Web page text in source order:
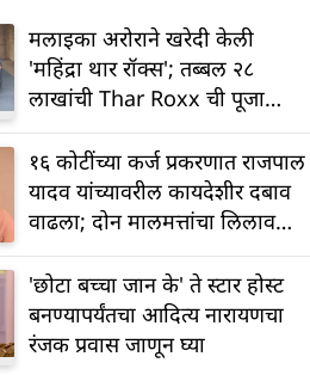
मलाइका अरोराने खरेदी केली
'महिंद्रा थार रॉक्स'; तब्बल २८
लाखांची Thar Roxx ची पूजा
करतानाचा व्हिडिओ व्हायरल
१६ कोटींच्या कर्ज प्रकरणात राजपाल
यादव यांच्यावरील कायदेशीर दबाव
वाढला; दोन मालमत्तांचा लिलाव
होणार
'छोटा बच्चा जान के' ते स्टार होस्ट
बनण्यापर्यंतचा आदित्य नारायणचा
रंजक प्रवास जाणून घ्या